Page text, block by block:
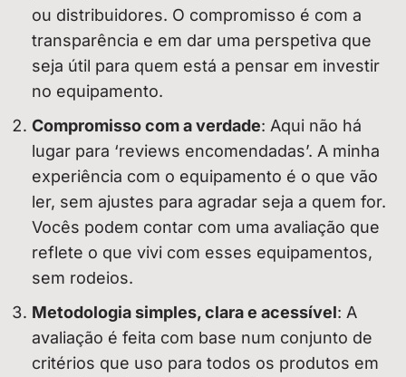
ou distribuidores. O compromisso é com a
transparência e em dar uma perspetiva que
seja útil para quem está a pensar em investir
no equipamento.
Compromisso com a verdade: Aqui não há
lugar para ‘reviews encomendadas’. A minha
experiência com o equipamento é o que vão
ler, sem ajustes para agradar seja a quem for.
Vocês podem contar com uma avaliação que
reflete o que vivi com esses equipamentos,
sem rodeios.
Metodologia simples, clara e acessível: A
avaliação é feita com base num conjunto de
critérios que uso para todos os produtos em